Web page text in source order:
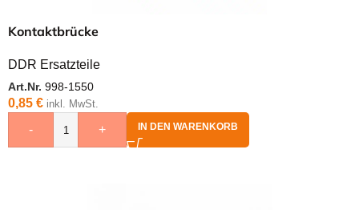
Kontaktbrücke
DDR Ersatzteile
Art.Nr. 998-1550
0,85 € inkl. MwSt.
- + IN DEN WARENKORB